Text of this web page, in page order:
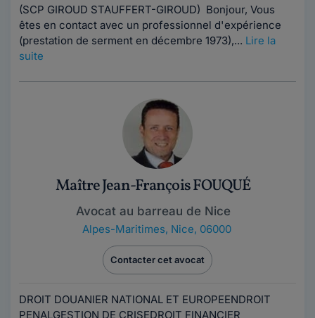
(SCP GIROUD STAUFFERT-GIROUD) Bonjour, Vous
êtes en contact avec un professionnel d'expérience
(prestation de serment en décembre 1973),... Lire la
suite
Maître Jean-François FOUQUÉ
Avocat au barreau de Nice
Alpes-Maritimes, Nice, 06000
Contacter cet avocat
DROIT DOUANIER NATIONAL ET EUROPEENDROIT
PENALGESTION DE CRISEDROIT FINANCIER